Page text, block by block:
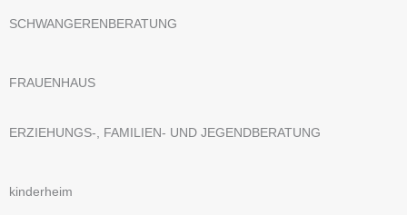
SCHWANGERENBERATUNG
FRAUENHAUS
ERZIEHUNGS-, FAMILIEN- UND JEGENDBERATUNG
kinderheim